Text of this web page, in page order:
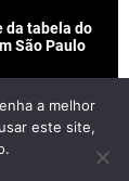
da tabela do
São Paulo
evento em
a melhor
este site,